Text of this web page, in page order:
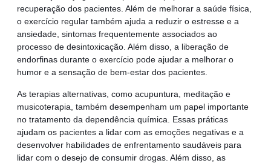
recuperação dos pacientes. Além de melhorar a saúde física,
o exercício regular também ajuda a reduzir o estresse e a
ansiedade, sintomas frequentemente associados ao
processo de desintoxicação. Além disso, a liberação de
endorfinas durante o exercício pode ajudar a melhorar o
humor e a sensação de bem-estar dos pacientes.
As terapias alternativas, como acupuntura, meditação e
musicoterapia, também desempenham um papel importante
no tratamento da dependência química. Essas práticas
ajudam os pacientes a lidar com as emoções negativas e a
desenvolver habilidades de enfrentamento saudáveis para
lidar com o desejo de consumir drogas. Além disso, as